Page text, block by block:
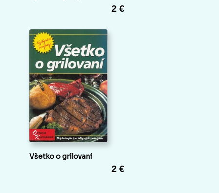
2 €
Všetko o grilovaní
2 €